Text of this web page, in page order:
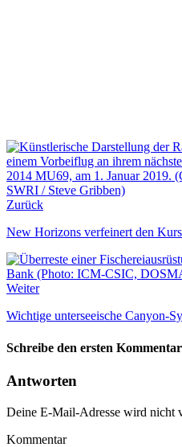
Zurück
New Horizons verfeinert den
Weiter
Wichtige unterseeische Canyon-
Schreibe den ersten Kommentar
Antworten
Deine E-Mail-Adresse wird nicht
Kommentar